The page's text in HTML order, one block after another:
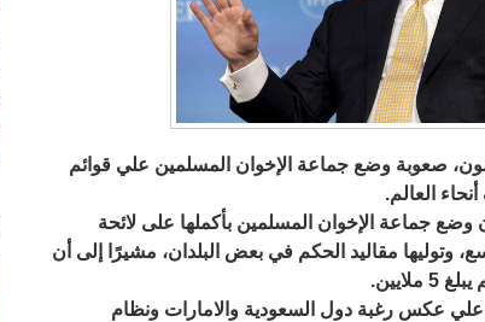
صعوبة وضع جماعة الإخوان المسلمين علي قوائم
العالم.
جماعة الإخوان المسلمين بأكملها على لائحة
وتوليها مقاليد الحكم في بعض البلدان، مشيرًا إلى أن
علي عكس رغبة دول السعودية والامارات ونظام